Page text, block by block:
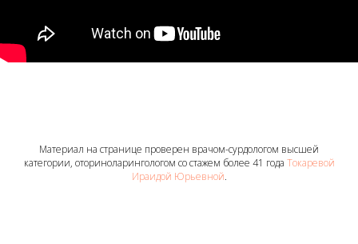
Материал на странице проверен врачом-сурдологом высшей
категории, оториноларингологом со стажем более 41 года Токаревой
Ираидой Юрьевной.